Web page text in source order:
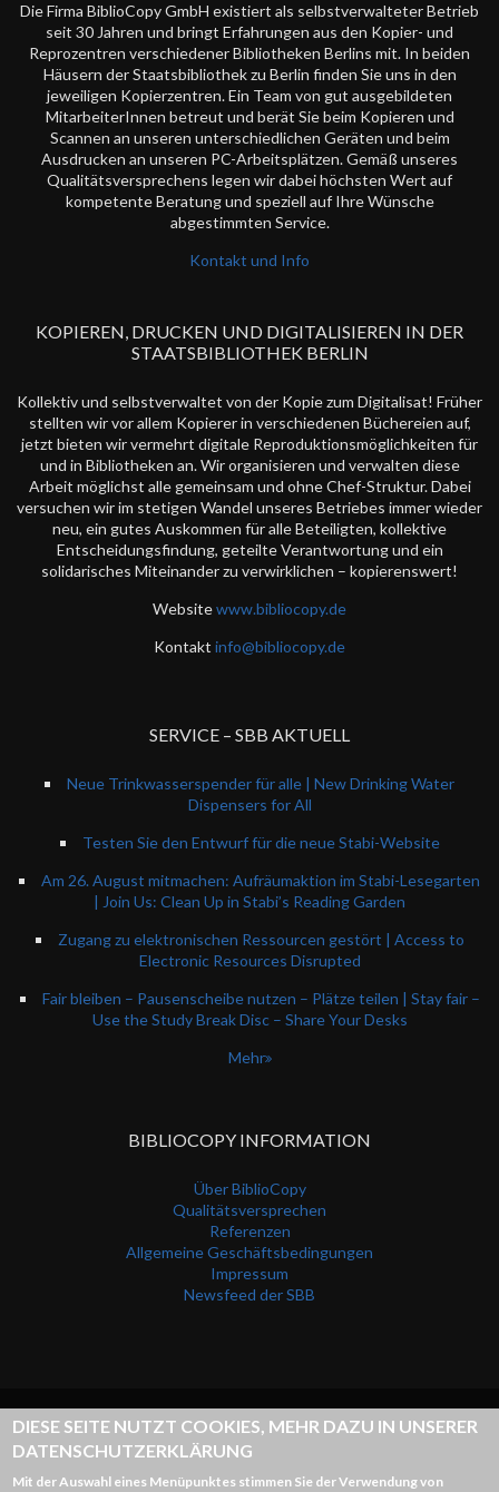
Die Firma BiblioCopy GmbH existiert als selbstverwalteter Betrieb
seit 30 Jahren und bringt Erfahrungen aus den Kopier- und
Reprozentren verschiedener Bibliotheken Berlins mit. In beiden
Häusern der Staatsbibliothek zu Berlin finden Sie uns in den
jeweiligen Kopierzentren. Ein Team von gut ausgebildeten
MitarbeiterInnen betreut und berät Sie beim Kopieren und
Scannen an unseren unterschiedlichen Geräten und beim
Ausdrucken an unseren PC-Arbeitsplätzen. Gemäß unseres
Qualitätsversprechens legen wir dabei höchsten Wert auf
kompetente Beratung und speziell auf Ihre Wünsche
abgestimmten Service.
Kontakt und Info
KOPIEREN, DRUCKEN UND DIGITALISIEREN IN DER
STAATSBIBLIOTHEK BERLIN
Kollektiv und selbstverwaltet von der Kopie zum Digitalisat! Früher
stellten wir vor allem Kopierer in verschiedenen Büchereien auf,
jetzt bieten wir vermehrt digitale Reproduktionsmöglichkeiten für
und in Bibliotheken an. Wir organisieren und verwalten diese
Arbeit möglichst alle gemeinsam und ohne Chef-Struktur. Dabei
versuchen wir im stetigen Wandel unseres Betriebes immer wieder
neu, ein gutes Auskommen für alle Beteiligten, kollektive
Entscheidungsfindung, geteilte Verantwortung und ein
solidarisches Miteinander zu verwirklichen – kopierenswert!
Websitewww.bibliocopy.de
Kontakt info@bibliocopy.de
SERVICE – SBB AKTUELL
Neue Trinkwasserspender für alle | New Drinking Water
Dispensers for All
Testen Sie den Entwurf für die neue Stabi-Website
Am 26. August mitmachen: Aufräumaktion im Stabi-Lesegarten
| Join Us: Clean Up in Stabi’s Reading Garden
Zugang zu elektronischen Ressourcen gestört | Access to
Electronic Resources Disrupted
Fair bleiben – Pausenscheibe nutzen – Plätze teilen | Stay fair –
Use the Study Break Disc – Share Your Desks
Mehr
BIBLIOCOPY INFORMATION
Über BiblioCopy
Qualitätsversprechen
Referenzen
Allgemeine Geschäftsbedingungen
Impressum
Newsfeed der SBB
Powered byDrupal
Theme -http://www.morethanthemes.com/- Font Awesome by
DIESE SEITE NUTZT COOKIES, MEHR DAZU IN UNSERER
DATENSCHUTZERKLÄRUNG
Mit der Auswahl eines Menüpunktes stimmen Sie der Verwendung von